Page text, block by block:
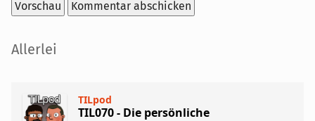
Seitenleiste
Allerlei